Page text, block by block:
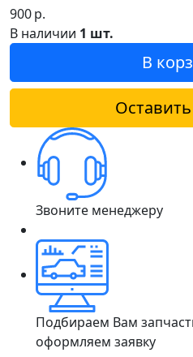
900р.
В наличии 1 шт.
В
Звоните менеджеру
Подбираем Вам
оформляем заявку